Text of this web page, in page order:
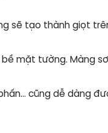
sẽ tạo thành giọt
mặt tường. Màng
cũng dễ dàng